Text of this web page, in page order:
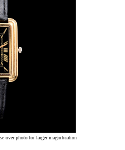
over photo for larger magnification